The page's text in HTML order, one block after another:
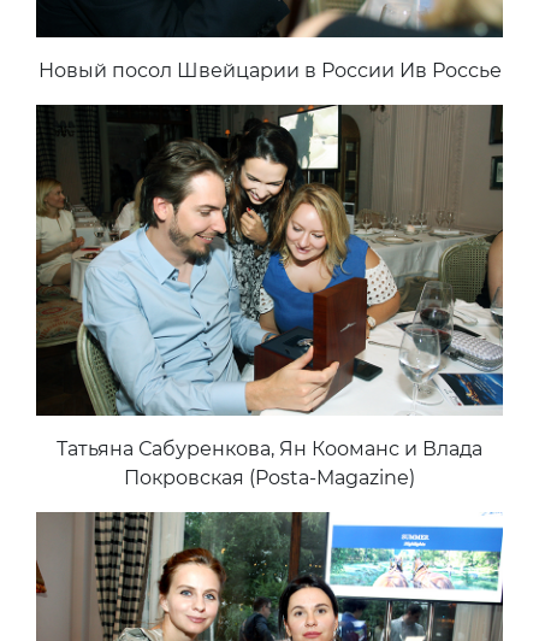
Новый посол Швейцарии в России Ив Россье
Татьяна Сабуренкова, Ян Кооманс и Влада
Покровская (Posta-Magazine)